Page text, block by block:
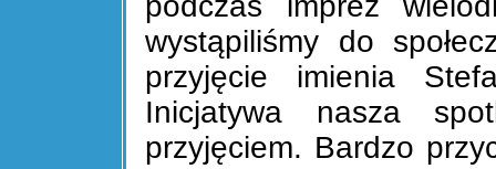
wystąpiliśmy do
przyjęcie imienia
Inicjatywa nasza
przyjęciem. Bardzo